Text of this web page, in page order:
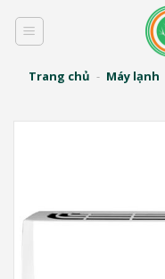
qua
dungTrang chủ - Máy lạnh